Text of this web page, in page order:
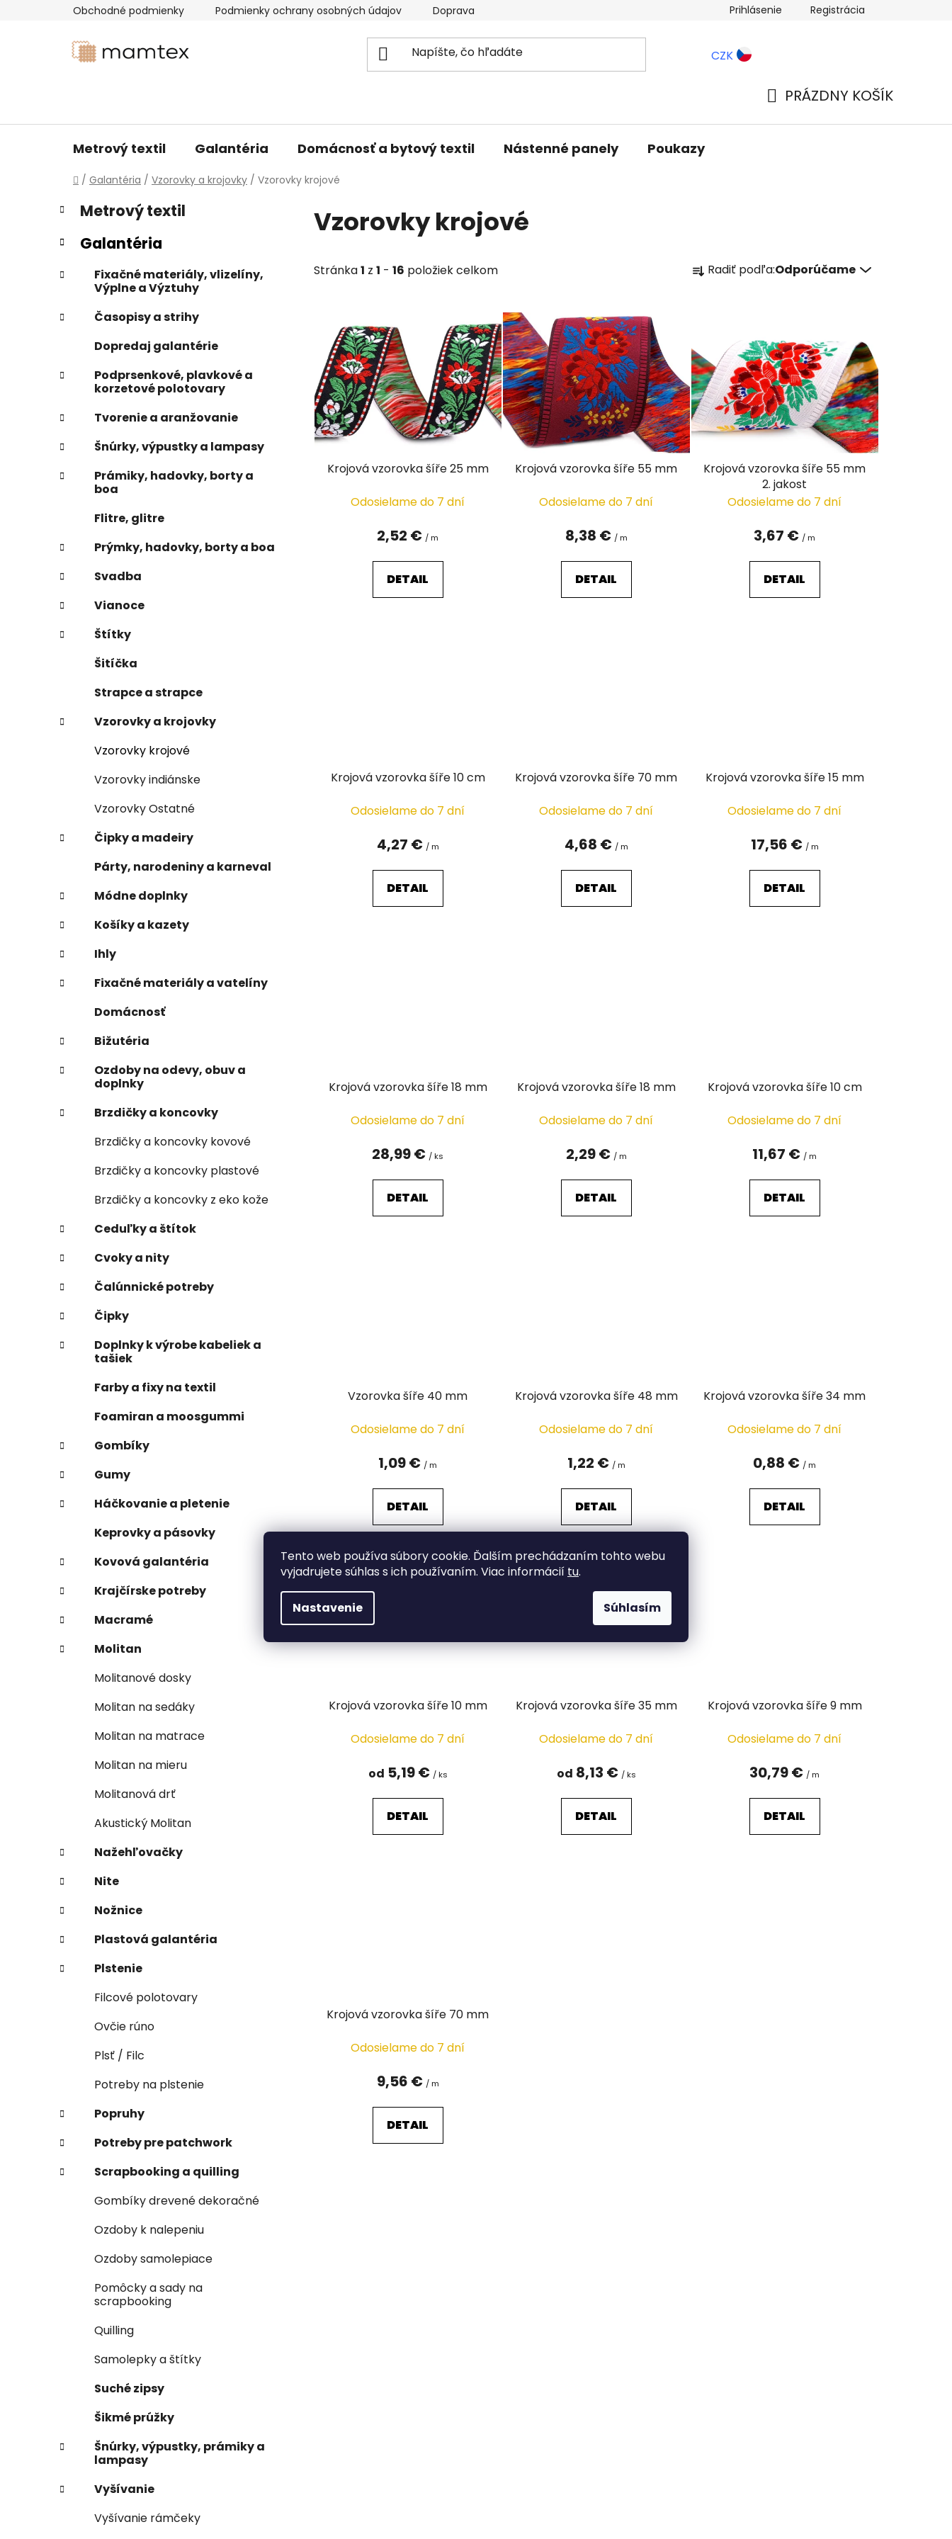
Tento web používa súbory cookie. Ďalším prechádzaním tohto webu
vyjadrujete súhlas s ich používaním. Viac informácií tu.
Nastavenie Súhlasím
Obchodné podmienky Podmienky ochrany osobných údajov Doprava a platba Blog
Prihlásenie Registrácia
CZK
PRÁZDNY KOŠÍK
Metrový textil Galantéria Domácnosť a bytový textil Nástenné panely Poukazy
Domov
/ Galantéria / Vzorovky a krojovky / Vzorovky krojové
B
o
č
ý
a
l
Preskočiť
kategórie
K
a
t
e
ó
i
e
Metrový textil
Galantéria
Fixačné materiály, vlizelíny,
Výplne a Výztuhy
Časopisy a strihy
Dopredaj galantérie
Podprsenkové, plavkové a
korzetové polotovary
Tvorenie a aranžovanie
Šnúrky, výpustky a lampasy
Prámiky, hadovky, borty a
boa
Flitre, glitre
Prýmky, hadovky, borty a boa
Svadba
Vianoce
Štítky
Šitíčka
Strapce a strapce
Vzorovky a krojovky
Vzorovky krojové
Vzorovky indiánske
Vzorovky Ostatné
Čipky a madeiry
Párty, narodeniny a karneval
Módne doplnky
Košíky a kazety
Ihly
Fixačné materiály a vatelíny
Domácnosť
Bižutéria
Ozdoby na odevy, obuv a
doplnky
Brzdičky a koncovky
Brzdičky a koncovky kovové
Brzdičky a koncovky plastové
Brzdičky a koncovky z eko kože
Ceduľky a štítok
Cvoky a nity
Čalúnnické potreby
Čipky
Doplnky k výrobe kabeliek a
tašiek
Farby a fixy na textil
Foamiran a moosgummi
Gombíky
Gumy
Háčkovanie a pletenie
Keprovky a pásovky
Kovová galantéria
Krajčírske potreby
Macramé
Molitan
Molitanové dosky
Molitan na sedáky
Molitan na matrace
Molitan na mieru
Molitanová drť
Akustický Molitan
Nažehľovačky
Nite
Nožnice
Plastová galantéria
Plstenie
Filcové polotovary
Ovčie rúno
Plsť / Filc
Potreby na plstenie
Popruhy
Potreby pre patchwork
Scrapbooking a quilling
Gombíky drevené dekoračné
Ozdoby k nalepeniu
Ozdoby samolepiace
Pomôcky a sady na
scrapbooking
Quilling
Samolepky a štítky
Suché zipsy
Šikmé prúžky
Šnúrky, výpustky, prámiky a
lampasy
Vyšívanie
Vyšívanie rámčeky
Vzorovky krojové
Stránka1 z 1 - 16 položiek celkom a
i
e
p
r
o
Radiť podľa:Odporúčame
s
p
r
o
Krojová vzorovka šíře 25 mm
Odosielame do 7 dní
2,52 € / m
DETAIL
Krojová vzorovka šíře 55 mm
Odosielame do 7 dní
8,38 € / m
DETAIL
Krojová vzorovka šíře 55 mm
2. jakost
Odosielame do 7 dní
3,67 € / m
DETAIL
Krojová vzorovka šíře 10 cm
Odosielame do 7 dní
4,27 € / m
DETAIL
Krojová vzorovka šíře 70 mm
Odosielame do 7 dní
4,68 € / m
DETAIL
Krojová vzorovka šíře 15 mm
Odosielame do 7 dní
17,56 € / m
DETAIL
Krojová vzorovka šíře 18 mm
Odosielame do 7 dní
28,99 € / ks
DETAIL
Krojová vzorovka šíře 18 mm
Odosielame do 7 dní
2,29 € / m
DETAIL
Krojová vzorovka šíře 10 cm
Odosielame do 7 dní
11,67 € / m
DETAIL
Vzorovka šíře 40 mm
Odosielame do 7 dní
1,09 € / m
DETAIL
Krojová vzorovka šíře 48 mm
Odosielame do 7 dní
1,22 € / m
DETAIL
Krojová vzorovka šíře 34 mm
Odosielame do 7 dní
0,88 € / m
DETAIL
Krojová vzorovka šíře 10 mm
Odosielame do 7 dní
od 5,19 € / ks
DETAIL
Krojová vzorovka šíře 35 mm
Odosielame do 7 dní
od 8,13 € / ks
DETAIL
Krojová vzorovka šíře 9 mm
Odosielame do 7 dní
30,79 € / m
DETAIL
Krojová vzorovka šíře 70 mm
Odosielame do 7 dní
9,56 € / m
DETAIL